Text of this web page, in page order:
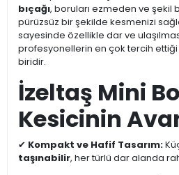
bıçağı, boruları ezmeden ve şekil
pürüzsüz bir şekilde kesmenizi
sayesinde özellikle dar ve
profesyonellerin en çok tercih
biridir.
İzeltaş Mini
Kesicinin
✔ Kompakt ve Hafif Tasarım:
taşınabilir, her türlü dar alanda